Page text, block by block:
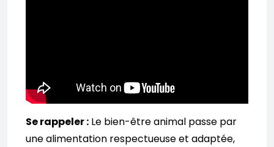
Se rappeler : Le bien-être animal passe par
une alimentation respectueuse et adaptée,